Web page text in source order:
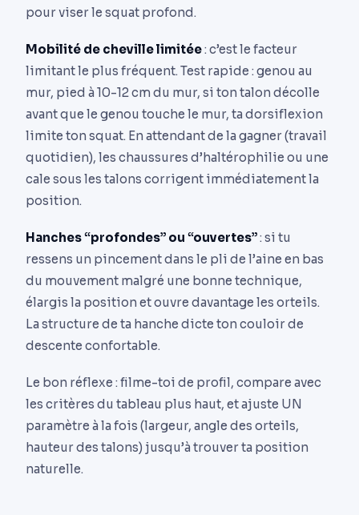
pour viser le squat profond.
Mobilité de cheville limitée: c’est le facteur
limitant le plus fréquent. Test rapide : genou au
mur, pied à 10-12 cm du mur, si ton talon décolle
avant que le genou touche le mur, ta dorsiflexion
limite ton squat. En attendant de la gagner (travail
quotidien), les chaussures d’haltérophilie ou une
cale sous les talons corrigent immédiatement la
position.
Hanches “profondes” ou “ouvertes”: si tu
ressens un pincement dans le pli de l’aine en bas
du mouvement malgré une bonne technique,
élargis la position et ouvre davantage les orteils.
La structure de ta hanche dicte ton couloir de
descente confortable.
Le bon réflexe : filme-toi de profil, compare avec
les critères du tableau plus haut, et ajuste UN
paramètre à la fois (largeur, angle des orteils,
hauteur des talons) jusqu’à trouver ta position
naturelle.